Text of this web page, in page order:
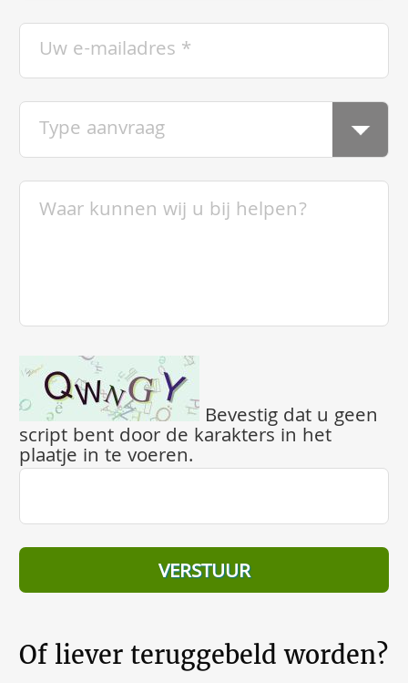
Bevestig dat u geen
script bent door de karakters in het
plaatje in te voeren.
Of liever teruggebeld worden?